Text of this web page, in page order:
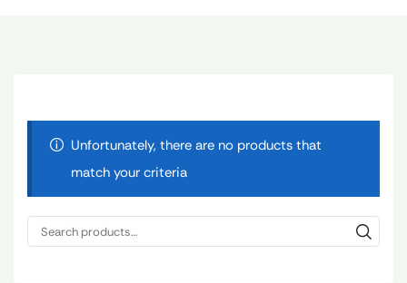
Unfortunately, there are no products that
match your criteria